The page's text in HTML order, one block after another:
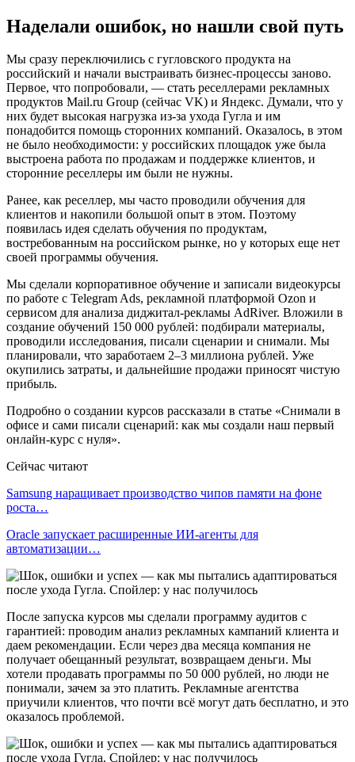
Наделали ошибок, но нашли свой путь
Мы сразу переключились с гугловского продукта на
российский и начали выстраивать бизнес-процессы заново.
Первое, что попробовали, — стать реселлерами рекламных
продуктов Mail.ru Group (сейчас VK) и Яндекс. Думали, что у
них будет высокая нагрузка из-за ухода Гугла и им
понадобится помощь сторонних компаний. Оказалось, в этом
не было необходимости: у российских площадок уже была
выстроена работа по продажам и поддержке клиентов, и
сторонние реселлеры им были не нужны.
Ранее, как реселлер, мы часто проводили обучения для
клиентов и накопили большой опыт в этом. Поэтому
появилась идея сделать обучения по продуктам,
востребованным на российском рынке, но у которых еще нет
своей программы обучения.
Мы сделали корпоративное обучение и записали видеокурсы
по работе с Telegram Ads, рекламной платформой Ozon и
сервисом для анализа диджитал-рекламы AdRiver. Вложили в
создание обучений 150 000 рублей: подбирали материалы,
проводили исследования, писали сценарии и снимали. Мы
планировали, что заработаем 2–3 миллиона рублей. Уже
окупились затраты, и дальнейшие продажи приносят чистую
прибыль.
Подробно о создании курсов рассказали в статье «Снимали в
офисе и сами писали сценарий: как мы создали наш первый
онлайн-курс с нуля».
Сейчас читают
Samsung наращивает производство чипов памяти на фоне
роста…
Oracle запускает расширенные ИИ‑агенты для
автоматизации…
После запуска курсов мы сделали программу аудитов с
гарантией: проводим анализ рекламных кампаний клиента и
даем рекомендации. Если через два месяца компания не
получает обещанный результат, возвращаем деньги. Мы
хотели продавать программы по 50 000 рублей, но люди не
понимали, зачем за это платить. Рекламные агентства
приучили клиентов, что почти всё могут дать бесплатно, и это
оказалось проблемой.